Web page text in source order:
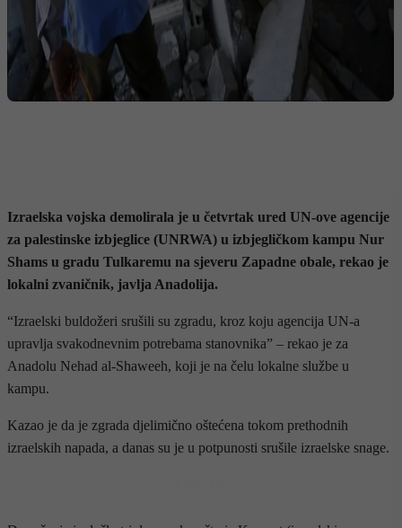
Izraelska vojska demolirala je u četvrtak ured UN-ove agencije
za palestinske izbjeglice (UNRWA) u izbjegličkom kampu Nur
Shams u gradu Tulkaremu na sjeveru Zapadne obale, rekao je
lokalni zvaničnik, javlja Anadolija.
“Izraelski buldožeri srušili su zgradu, kroz koju agencija UN-a
upravlja svakodnevnim potrebama stanovnika” – rekao je za
Anadolu Nehad al-Shaweeh, koji je na čelu lokalne službe u
kampu.
Kazao je da je zgrada djelimično oštećena tokom prethodnih
izraelskih napada, a danas su je u potpunosti srušile izraelske snage.